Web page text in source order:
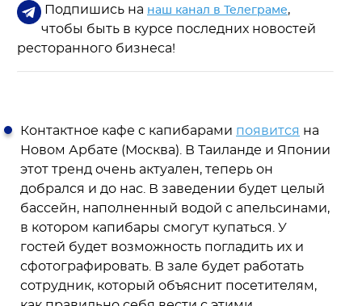
Подпишись на наш канал в Телеграме,
чтобы быть в курсе последних новостей
ресторанного бизнеса!
Контактное кафе с капибарами появится на
Новом Арбате (Москва). В Таиланде и Японии
этот тренд очень актуален, теперь он
добрался и до нас. В заведении будет целый
бассейн, наполненный водой с апельсинами,
в котором капибары смогут купаться. У
гостей будет возможность погладить их и
сфотографировать. В зале будет работать
сотрудник, который объяснит посетителям,